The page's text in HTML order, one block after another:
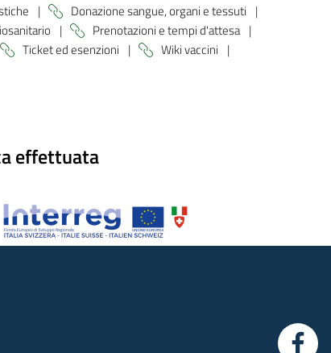
| Donazione sangue, organi e tessuti |
| Prenotazioni e tempi d'attesa |
Ticket ed esenzioni | Wiki vaccini |
effettuata